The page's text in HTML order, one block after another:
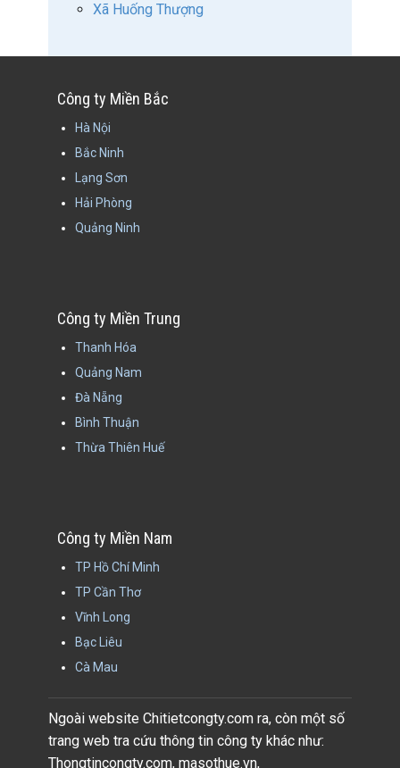
Xã Huống Thượng
Công ty Miền Bắc
Hà Nội
Bắc Ninh
Lạng Sơn
Hải Phòng
Quảng Ninh
Công ty Miền Trung
Thanh Hóa
Quảng Nam
Đà Nẵng
Bình Thuận
Thừa Thiên Huế
Công ty Miền Nam
TP Hồ Chí Minh
TP Cần Thơ
Vĩnh Long
Bạc Liêu
Cà Mau
Ngoài website Chitietcongty.com ra, còn một số
trang web tra cứu thông tin công ty khác như:
Thongtincongty.com, masothue.vn,